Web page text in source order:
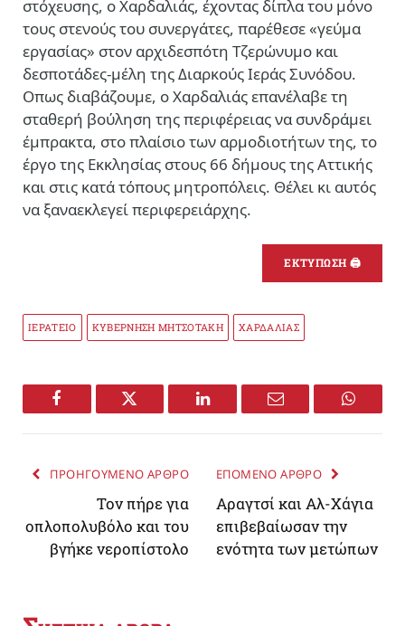
στόχευσης, ο Χαρδαλιάς, έχοντας δίπλα του μόνο
τους στενούς του συνεργάτες, παρέθεσε «γεύμα
εργασίας» στον αρχιδεσπότη Τζερώνυμο και
δεσποτάδες-μέλη της Διαρκούς Ιεράς Συνόδου.
Οπως διαβάζουμε, ο Χαρδαλιάς επανέλαβε τη
σταθερή βούληση της περιφέρειας να συνδράμει
έμπρακτα, στο πλαίσιο των αρμοδιοτήτων της, το
έργο της Εκκλησίας στους 66 δήμους της Αττικής
και στις κατά τόπους μητροπόλεις. Θέλει κι αυτός
να ξαναεκλεγεί περιφερειάρχης.
ΕΚΤΥΠΩΣΗ 🖨
ΙΕΡΑΤΕΙΟ ΚΥΒΕΡΝΗΣΗ ΜΗΤΣΟΤΑΚΗ ΧΑΡΔΑΛΙΑΣ
Facebook Twitter LinkedIn Email
ΠΡΟΗΓΟΥΜΕΝΟ ΑΡΘΡΟ
Τον πήρε για
οπλοπολυβόλο και του
βγήκε νεροπίστολο
ΕΠΟΜΕΝΟ ΑΡΘΡΟ
Αραγτσί και Αλ-Χάγια
επιβεβαίωσαν την
ενότητα των μετώπων